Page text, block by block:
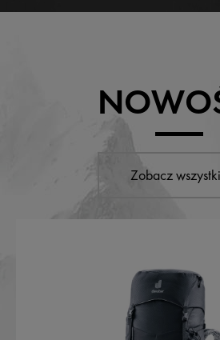
Zobacz